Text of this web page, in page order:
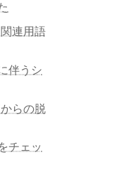
連用語
伴うシ
らの脱
チェッ